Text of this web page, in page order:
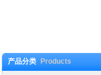
产品分类 Products